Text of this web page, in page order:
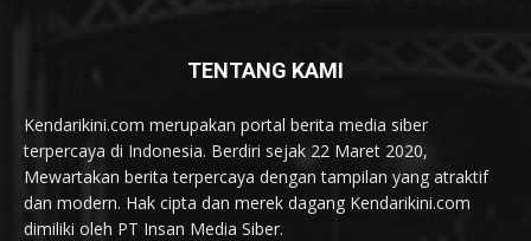
TENTANG KAMI
Kendarikini.com merupakan portal berita media siber
terpercaya di Indonesia. Berdiri sejak 22 Maret 2020,
Mewartakan berita terpercaya dengan tampilan yang atraktif
dan modern. Hak cipta dan merek dagang Kendarikini.com
dimiliki oleh PT Insan Media Siber.